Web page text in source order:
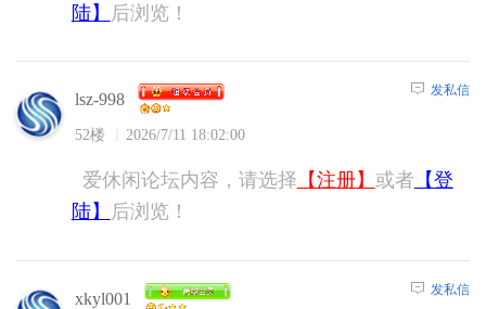
陆】
后浏览！
lsz-998
52楼 2026/7/11 18:02:00
发私信
爱休闲论坛内容，请选择 【注册】 或者 【登
陆】
后浏览！
xkyl001 发私信